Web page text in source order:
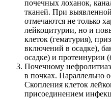
почечных лоханок,
тканей. При
отмечаются не только
лейкоцитурии, но и
клеток (гематурия),
включений в осадке),
осадке) и протеинурии
Почечному
в почках. Параллельно
Скопления клеток
присоединением